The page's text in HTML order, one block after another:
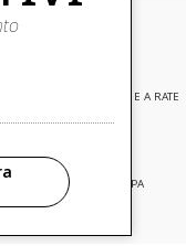
PAGAMENTI SICURI E A RATE
IN TUTTA EUROPA